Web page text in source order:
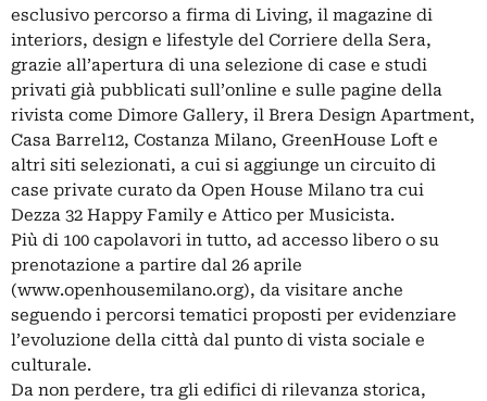
esclusivo percorso a firma di Living, il magazine di
interiors, design e lifestyle del Corriere della Sera,
grazie all’apertura di una selezione di case e studi
privati già pubblicati sull’online e sulle pagine della
rivista come Dimore Gallery, il Brera Design Apartment,
Casa Barrel12, Costanza Milano, GreenHouse Loft e
altri siti selezionati, a cui si aggiunge un circuito di
case private curato da Open House Milano tra cui
Dezza 32 Happy Family e Attico per Musicista.
Più di 100 capolavori in tutto, ad accesso libero o su
prenotazione a partire dal 26 aprile
(www.openhousemilano.org), da visitare anche
seguendo i percorsi tematici proposti per evidenziare
l’evoluzione della città dal punto di vista sociale e
culturale.
Da non perdere, tra gli edifici di rilevanza storica,